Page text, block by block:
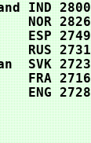
IND
NOR
ESP
RUS
SVK
FRA
ENG